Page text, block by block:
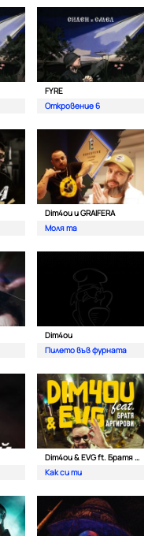
FYRE
Откровение 6
Dim4ou и GRAIFERA
Моля та
Dim4ou
Пилето във фурната
Dim4ou & EVG ft. Братя Аргирови
Как си ти